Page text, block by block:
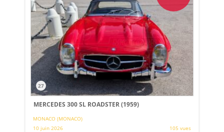
27
MERCEDES 300 SL ROADSTER (1959)
MONACO (MONACO)
10 juin 2026
105 vues